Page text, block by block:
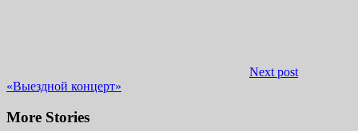
Next post
«Выездной концерт»
More Stories